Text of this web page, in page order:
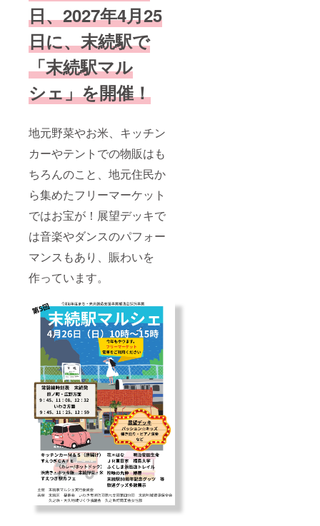
日、2027年4月25
日に、末続駅で
「末続駅マル
シェ」を開催！
地元野菜やお米、キッチン
カーやテントでの物販はも
ちろんのこと、地元住民か
ら集めたフリーマーケット
ではお宝が！展望デッキで
は音楽やダンスのパフォー
マンスもあり、賑わいを
作っています。